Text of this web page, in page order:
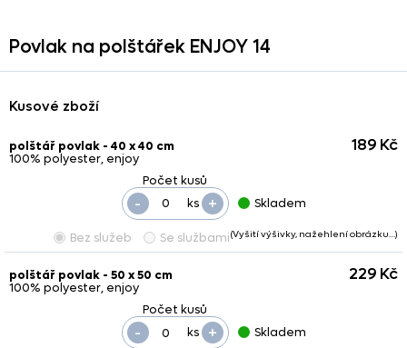
Povlak na polštářek ENJOY 14
Kusové zboží
polštář povlak - 40 x 40 cm
100% polyester, enjoy
ks +
-
189 Kč
Skladem
Bez služeb Se službami(Vyšití výšivky, nažehlení obrázku…)
polštář povlak - 50 x 50 cm
100% polyester, enjoy
ks +
-
229 Kč
Skladem